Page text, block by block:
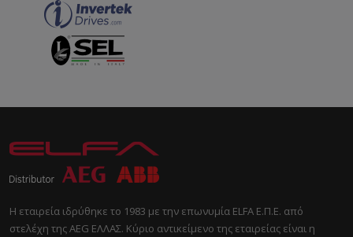
Η εταιρεία ιδρύθηκε το 1983 με την επωνυμία ELFA Ε.Π.Ε. από
στελέχη της AEG ΕΛΛΑΣ. Κύριο αντικείμενο της εταιρείας είναι η